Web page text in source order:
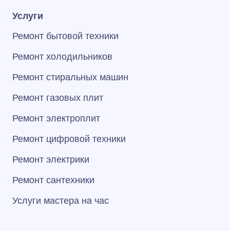
Услуги
Ремонт бытовой техники
Ремонт холодильников
Ремонт стиральных машин
Ремонт газовых плит
Ремонт электроплит
Ремонт цифровой техники
Ремонт электрики
Ремонт сантехники
Услуги мастера на час